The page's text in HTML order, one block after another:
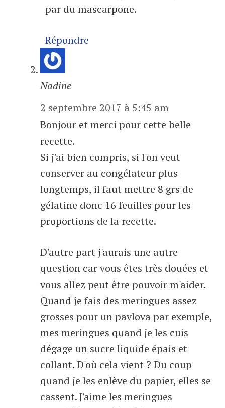
par du mascarpone.
Répondre
Nadine
2 septembre 2017 à 5:45 am
Bonjour et merci pour cette belle
recette.
Si j'ai bien compris, si l'on veut
conserver au congélateur plus
longtemps, il faut mettre 8 grs de
gélatine donc 16 feuilles pour les
proportions de la recette.
D'autre part j'aurais une autre
question car vous êtes très douées et
vous allez peut être pouvoir m'aider.
Quand je fais des meringues assez
grosses pour un pavlova par exemple,
mes meringues quand je les cuis
dégage un sucre liquide épais et
collant. D'où cela vient ? Du coup
quand je les enlève du papier, elles se
cassent. J'aime les meringues